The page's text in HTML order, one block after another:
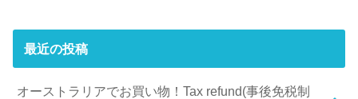
最近の投稿
オーストラリアでお買い物！Tax refund(事後免税制